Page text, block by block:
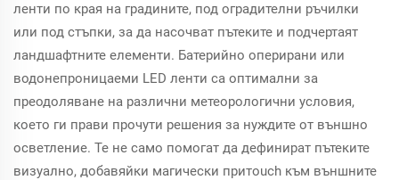
ленти по края на градините, под оградителни ръчилки
или под стъпки, за да насочват пътеките и подчертаят
ландшафтните елементи. Батерийно оперирани или
водонепроницаеми LED ленти са оптимални за
преодоляване на различни метеорологични условия,
което ги прави прочути решения за нуждите от външно
осветление. Те не само помогат да дефинират пътеките
визуално, добавяйки магически притouch към външните